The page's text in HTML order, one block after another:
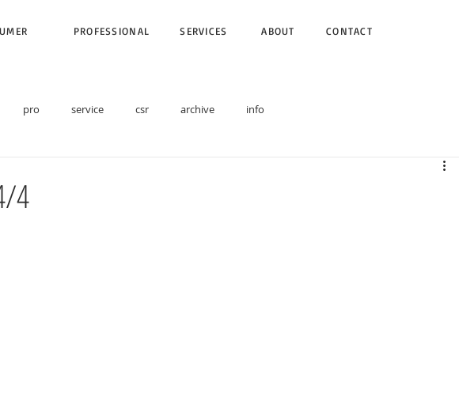
PROFESSIONAL SERVICES ABOUT CONTACT
pro service csr archive info
4